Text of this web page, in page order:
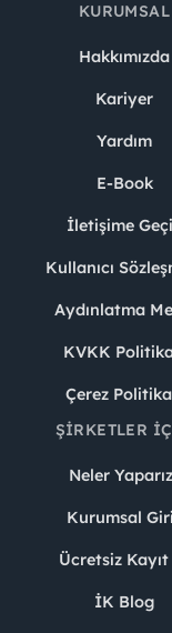
KURUMSAL
Hakkımızda
Kariyer
Yardım
E-Book
İletişime
Kullanıcı
Aydınlatma
KVKK
Çerez
ŞIRKETLER
Neler
Kurumsal
Ücretsiz Kayıt
İK Blog